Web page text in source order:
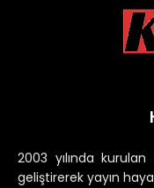
2003 yılında
geliştirerek yayın